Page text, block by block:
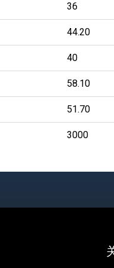
36
44.20
40
58.10
51.70
3000